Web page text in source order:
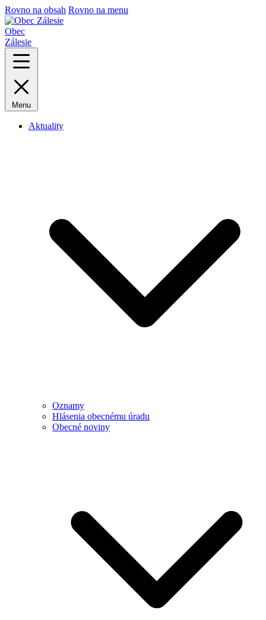
Rovno na obsah Rovno na menu
Obec
Zálesie
Menu
Aktuality
Oznamy
Hlásenia obecnému úradu
Obecné noviny